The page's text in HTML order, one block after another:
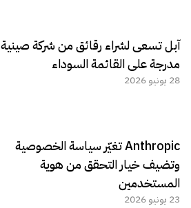
آبل تسعى لشراء رقائق من شركة صينية
مدرجة على القائمة السوداء
28 يونيو 2026
Anthropic تغيّر سياسة الخصوصية
وتضيف خيار التحقق من هوية
المستخدمين
23 يونيو 2026